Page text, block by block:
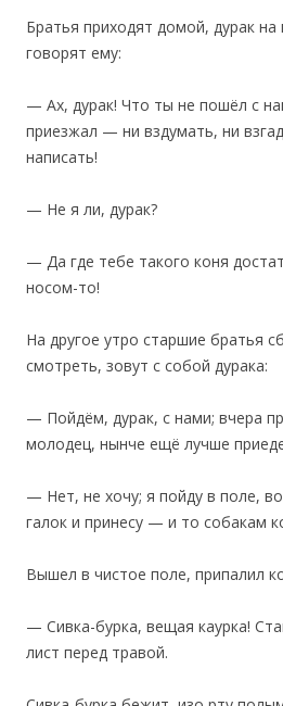
‎Братья приходят домой, дурак на
говорят ему:
— Ах, дурак! Что ты не пошёл с
приезжал — ни вздумать, ни
написать!
— Не я ли, дурак?
— Да где тебе такого коня
носом-то!
На другое утро старшие братья
смотреть, зовут с собой дурака:
— Пойдём, дурак, с нами; вчера
молодец, нынче ещё лучше
— Нет, не хочу; я пойду в поле,
галок и принесу — и то собакам
Вышел в чистое поле, припалил
— Сивка-бурка, вещая каурка!
лист перед травой.